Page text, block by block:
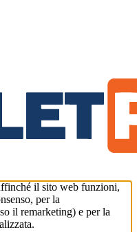
il sito web funzioni,
per la
il remarketing) e per la